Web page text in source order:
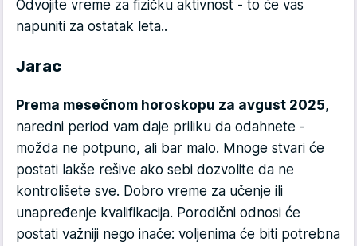
Odvojite vreme za fizičku aktivnost - to će vas
napuniti za ostatak leta..
Jarac
Prema mesečnom horoskopu za avgust 2025,
naredni period vam daje priliku da odahnete -
možda ne potpuno, ali bar malo. Mnoge stvari će
postati lakše rešive ako sebi dozvolite da ne
kontrolišete sve. Dobro vreme za učenje ili
unapređenje kvalifikacija. Porodični odnosi će
postati važniji nego inače: voljenima će biti potrebna